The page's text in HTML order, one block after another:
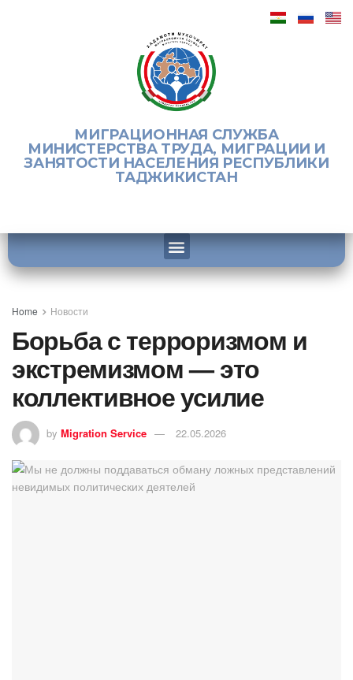
МИГРАЦИОННАЯ СЛУЖБА
МИНИСТЕРСТВА ТРУДА, МИГРАЦИИ И
ЗАНЯТОСТИ НАСЕЛЕНИЯ РЕСПУБЛИКИ
ТАДЖИКИСТАН
Home Новости
Борьба с терроризмом и
экстремизмом — это
коллективное усилие
by Migration Service 22.05.2026